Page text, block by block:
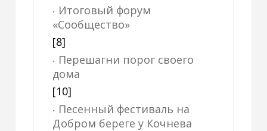
Итоговый форум
«Сообщество»
[8]
Перешагни порог своего
дома
[10]
Песенный фестиваль на
Добром береге у Кочнева